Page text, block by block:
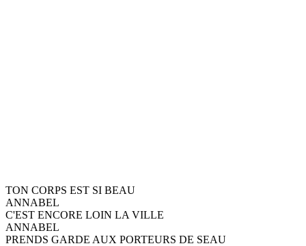
TON CORPS EST SI BEAU
ANNABEL
C'EST ENCORE LOIN LA VILLE
ANNABEL
PRENDS GARDE AUX PORTEURS DE SEAU